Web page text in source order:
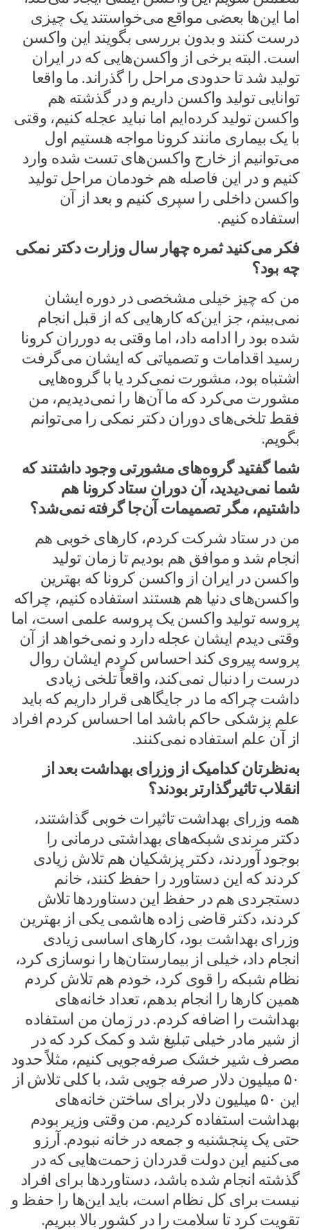
اما این‌ها بعضی مواقع می‌خواستند یک چیزی
درست کنند و بدون بررسی بگویند این واکسن
است. البته برخی از واکسن‌هایی که در ایران
تولید شد تا حدودی مراحل را گذراند. ما واقعا
توانایی تولید واکسن داریم و در گذشته هم
واکسن تولید کرده‌ایم اما نباید عجله کنیم، وقتی
با یک بیماری مانند کرونا مواجه هستیم اول
می‌توانیم از خارج واکسن‌های تست شده وارد
کنیم و در این فاصله هم خودمان مراحل تولید
واکسن داخلی را سپری کنیم و بعد از آن
استفاده کنیم.
فکر می‌کنید ثمره چهار سال وزارت دکتر نمکی
چه بود؟
من که چیز خیلی مشخصی در دوره ایشان
نمی‌بینم، جز این‌که کارهایی که از قبل انجام
شده بود را ادامه داد، اما وقتی به دورران کرونا
رسید اقدامات و تصمیاتی که ایشان می‌گرفت
اشتباه بود، مشورت نمی‌کرد یا با گروه‌هایی
مشورت می‌کرد که ما آن‌ها را نمی‌دیدیم، من
فقط تلخی‌های دوران دکتر نمکی را می‌توانم
بگویم.
شما گفتید گروه‌های مشورتی وجود داشتند که
شما نمی‌دیدید، آن دوران ستاد کرونا هم
داشتیم، مگر تصمیمات آن‌جا گرفته نمی‌شد؟
من در ستاد شرکت کردم، کارهای خوبی‌ هم
انجام شد و موافق هم بودیم تا زمان تولید
واکسن در ایران از واکسن کرونا که بهترین
واکسن‌های دنیا هم هستند استفاده کنیم، چراکه
پروسه تولید واکسن یک پروسه علمی است، اما
وقتی دیدم ایشان عجله دارد و نمی‌خواهد از آن
پروسه پیروی کند احساس کردم ایشان روال
درست را دنبال نمی‌کند، واقعاً تلخی زیادی
داشت چراکه ما در جایگاهی قرار داریم که باید
علم پزشکی حاکم باشد اما احساس کردم افراد
از آن علم استفاده نمی‌کنند.
به‌نظرتان کدامیک از وزرای بهداشت بعد از
انقلاب تاثیرگذارتر بودند؟
همه وزرای بهداشت تاثیرات خوبی گذاشتند،
دکتر مرندی شبکه‌های بهداشتی درمانی را
بوجود آوردند، دکتر پزشکیان هم تلاش زیادی
کردند که این دستاورد را حفظ کنند، خانم
دستجردی هم در حفظ این دستاوردها تلاش
کردند، دکتر قاضی زاده هاشمی یکی از بهترین
وزرای بهداشت بود، کارهای اساسی زیادی
انجام داد، خیلی از بیمارستان‌ها را نوسازی کرد،
نظام شبکه را قوی کرد، خودم هم تلاش کردم
همین کارها را انجام بدهم، تعداد خانه‌های
بهداشت را اضافه کردم. در زمان من استفاده
از شیر مادر خیلی تبلیغ شد و کمک کرد که در
مصرف شیر خشک صرفه‌جویی کنیم، مثلاً حدود
۵۰ میلیون دلار صرفه جویی شد، با کلی تلاش از
این ۵۰ میلیون دلار برای ساختن خانه‌های
بهداشت استفاده کردیم. من وقتی وزیر بودم
حتی یک پنجشنبه و جمعه در خانه نبودم. آرزو
می‌کنیم این دولت قدردان زحمت‌هایی که در
گذشته انجام شده باشد، دستاوردها برای افراد
نیست برای کل نظام است، باید این‌ها را حفظ و
تقویت کرد تا سلامت را در کشور بالا ببریم.